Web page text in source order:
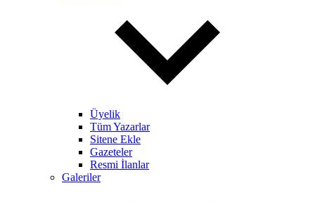
Üyelik
Tüm Yazarlar
Sitene Ekle
Gazeteler
Resmi İlanlar
Galeriler